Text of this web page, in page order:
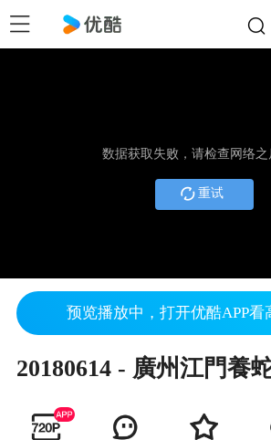
数据获取失败，请检查网络
重试
预览播放中，打开优酷APP看
20180614 - 廣州江門養